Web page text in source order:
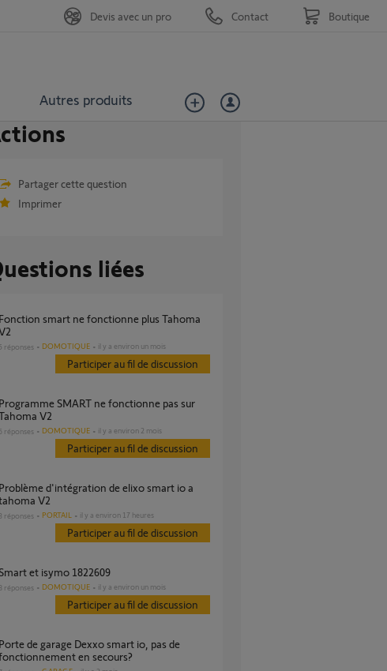
Autres produits
Devis avec un pro Contact Boutique
Partager cette question
Imprimer
liées
Fonction smart ne fonctionne plus Tahoma
5 réponses DOMOTIQUE il y a environ un mois
Participer au fil de discussion
Programme SMART ne fonctionne pas sur
V2
6 réponses DOMOTIQUE il y a environ 2 mois
Participer au fil de discussion
Problème d'intégration de elixo smart io a
V2
3 réponses PORTAIL il y a environ 17 heures
Participer au fil de discussion
Smart et isymo 1822609
8 réponses DOMOTIQUE il y a environ un mois
Participer au fil de discussion
porte de garage Dexxo smart io, pas de
en secours?